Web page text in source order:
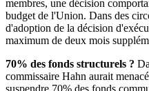
membres, une décision
budget de l'Union. Dans des
d'adoption de la décision
maximum de deux mois
70% des fonds structurels ?
commissaire Hahn aurait
suspendre 70% des fonds